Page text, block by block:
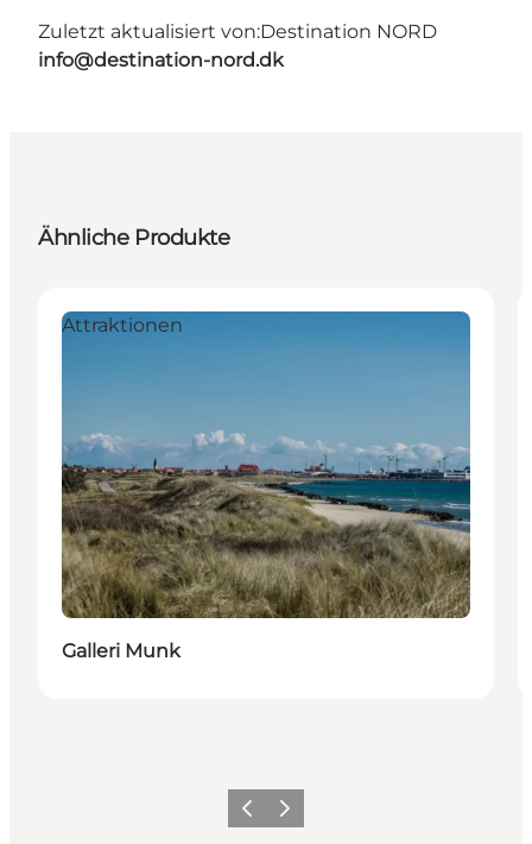
Zuletzt aktualisiert von:Destination NORD
info@destination-nord.dk
Ähnliche Produkte
Attraktionen
Galleri Munk
ZurückWeiter